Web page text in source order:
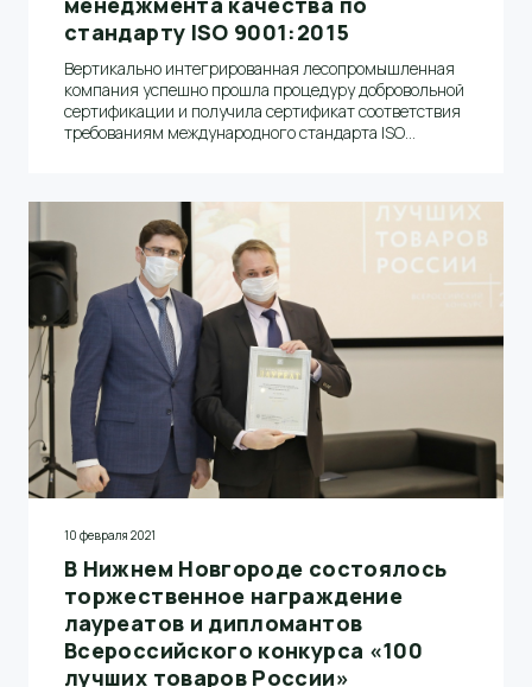
стандарту ISO 9001:2015
Вертикально интегрированная лесопромышленная
компания успешно прошла процедуру добровольной
сертификации и получила сертификат соответствия
требованиям международного стандарта ISO
подтверждением высокого качества управления
предприятием и становится существенным
преимуществом компании в глазах клиентов.
10 февраля 2021
В Нижнем Новгороде состоялось
торжественное награждение
лауреатов и дипломантов
Всероссийского конкурса «100
лучших товаров России»